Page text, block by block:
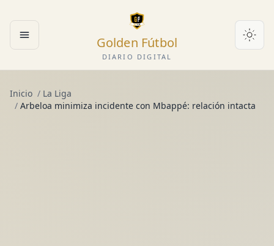
Abrir menú Golden Fútbol
DIARIO DIGITAL
Inicio / La Liga
/ Arbeloa minimiza incidente con Mbappé: relación intacta